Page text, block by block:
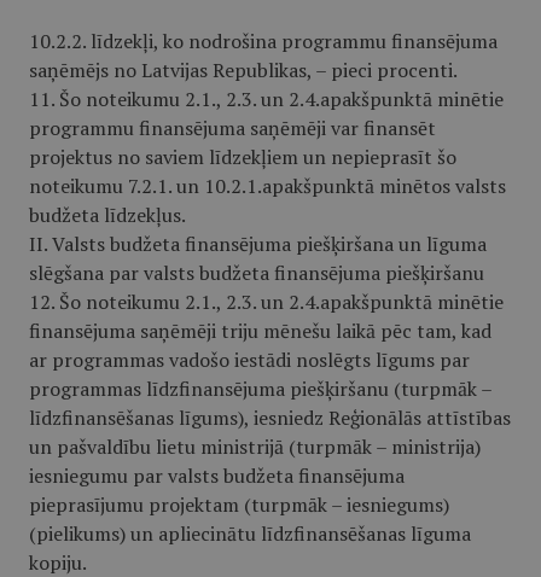
10.2.2. līdzekļi, ko nodrošina programmu finansējuma
saņēmējs no Latvijas Republikas, – pieci procenti.
11. Šo noteikumu 2.1., 2.3. un 2.4.apakš­punktā minētie
programmu finansējuma saņēmēji var finansēt
projektus no saviem līdzekļiem un nepieprasīt šo
noteikumu 7.2.1. un 10.2.1.apakšpunktā minētos valsts
budžeta līdzekļus.
II. Valsts budžeta finansējuma piešķiršana un līguma
slēgšana par valsts budžeta finansējuma piešķiršanu
12. Šo noteikumu 2.1., 2.3. un 2.4.apakš­punktā minētie
finansējuma saņēmēji triju mēnešu laikā pēc tam, kad
ar programmas vadošo iestādi noslēgts līgums par
programmas līdzfinansējuma piešķiršanu (turpmāk –
līdzfinansēšanas līgums), iesniedz Reģionālās attīstības
un pašvaldību lietu ministrijā (turpmāk – ministrija)
iesniegumu par valsts budžeta finansējuma
pieprasījumu projektam (turpmāk – iesniegums)
(pielikums) un apliecinātu līdzfinansēšanas līguma
kopiju.